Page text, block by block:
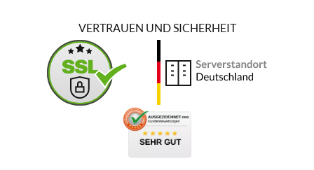
VERTRAUEN UND SICHERHEIT